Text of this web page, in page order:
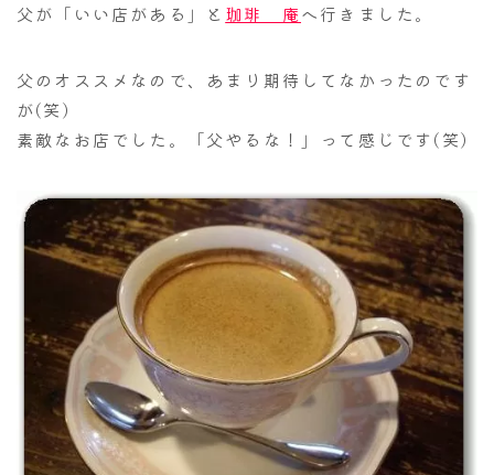
父が「いい店がある」と 珈琲 庵へ行きました。
父のオススメなので、あまり期待してなかったのです
が(笑)
素敵なお店でした。「父やるな！」って感じです(笑)